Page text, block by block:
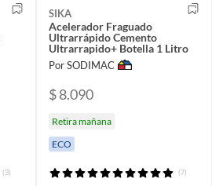
(3)
SIKA
Acelerador Fraguado
Ultrarrápido Cemento
Ultrarrapido+ Botella 1 Litro
Por SODIMAC
$ 8.090
Retira mañana
ECO
(7)